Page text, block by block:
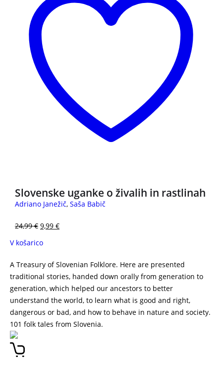
Slovenske uganke o živalih in rastlinah
Adriano Janežič, Saša Babič
24,99€ 9,99 €
V košarico
A Treasury of Slovenian Folklore. Here are presented
traditional stories, handed down orally from generation to
generation, which helped our ancestors to better
understand the world, to learn what is good and right,
dangerous or bad, and how to behave in nature and society.
101 folk tales from Slovenia.